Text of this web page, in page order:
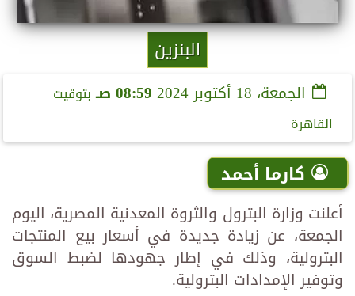
البنزين
الجمعة، 18 أكتوبر 2024 08:59 صـ
بتوقيت
القاهرة
كارما أحمد
أعلنت وزارة البترول والثروة المعدنية المصرية، اليوم
الجمعة، عن زيادة جديدة في أسعار بيع المنتجات
البترولية، وذلك في إطار جهودها لضبط السوق
وتوفير الإمدادات البترولية.